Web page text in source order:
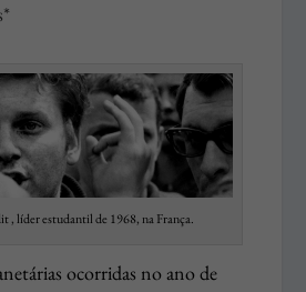
, líder estudantil de 1968, na França.
ocorridas no ano de